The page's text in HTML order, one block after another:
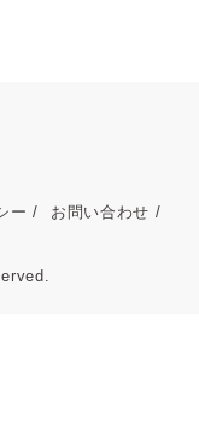
ー お問い合わせ